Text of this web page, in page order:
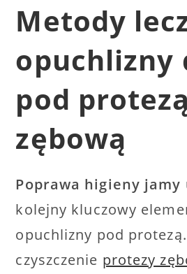
Metody
opuchlizny
pod protezą
zębową
Poprawa higieny jamy
kolejny kluczowy
opuchlizny pod
czyszczenie protezy